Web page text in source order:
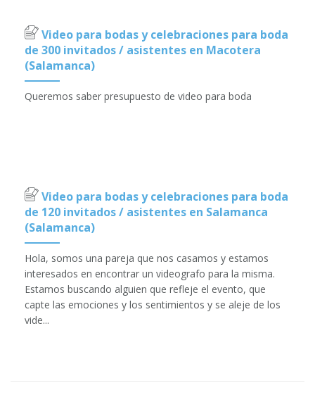
Video para bodas y celebraciones para boda
de 300 invitados / asistentes en Macotera
(Salamanca)
Queremos saber presupuesto de video para boda
Video para bodas y celebraciones para boda
de 120 invitados / asistentes en Salamanca
(Salamanca)
Hola, somos una pareja que nos casamos y estamos
interesados en encontrar un videografo para la misma.
Estamos buscando alguien que refleje el evento, que
capte las emociones y los sentimientos y se aleje de los
vide...